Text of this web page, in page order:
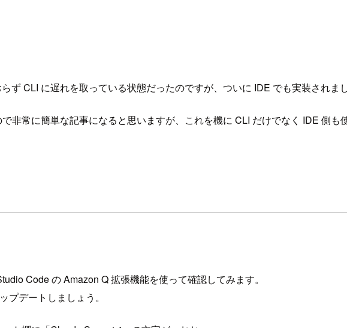
ず CLI に遅れを取っている状態だったのですが、ついに IDE でも実装されま
非常に簡単な記事になると思いますが、これを機に CLI だけでなく IDE 側
Code の Amazon Q 拡張機能を使って確認してみます。
プデートしましょう。